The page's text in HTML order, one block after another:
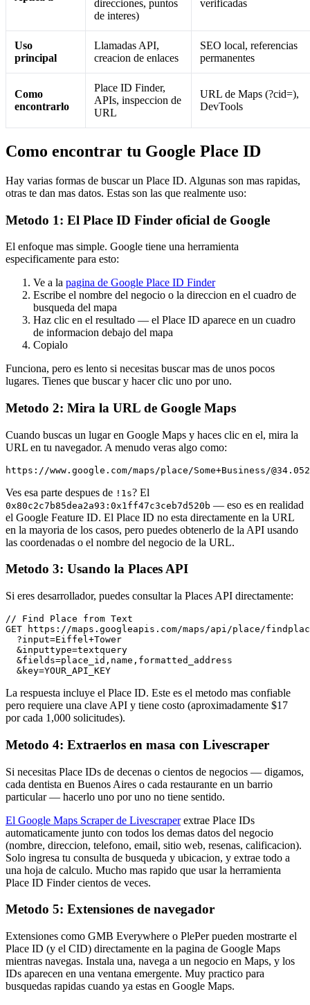
direcciones, puntos
de interes)
verificadas
Uso
principal
Llamadas API,
creacion de enlaces
SEO local, referencias
permanentes
Como
encontrarlo
Place ID Finder,
APIs, inspeccion de
URL
URL de Maps (?cid=),
DevTools
Como encontrar tu Google Place ID
Hay varias formas de buscar un Place ID. Algunas son mas rapidas,
otras te dan mas datos. Estas son las que realmente uso:
Metodo 1: El Place ID Finder oficial de Google
El enfoque mas simple. Google tiene una herramienta
especificamente para esto:
Ve a la pagina de Google Place ID Finder
Escribe el nombre del negocio o la direccion en el cuadro de
busqueda del mapa
Haz clic en el resultado — el Place ID aparece en un cuadro
de informacion debajo del mapa
Copialo
Funciona, pero es lento si necesitas buscar mas de unos pocos
lugares. Tienes que buscar y hacer clic uno por uno.
Metodo 2: Mira la URL de Google Maps
Cuando buscas un lugar en Google Maps y haces clic en el, mira la
URL en tu navegador. A menudo veras algo como:
https://www.google.com/maps/place/Some+Business/
Ves esa parte despues de !1s? El
0x80c2c7b85dea2a93:0x1ff47c3ceb7d520b — eso es en realidad
el Google Feature ID. El Place ID no esta directamente en la URL
en la mayoria de los casos, pero puedes obtenerlo de la API usando
las coordenadas o el nombre del negocio de la URL.
Metodo 3: Usando la Places API
Si eres desarrollador, puedes consultar la Places API directamente:
// Find Place from Text
GET https://maps.googleapis.com/maps/api/place/
  ?input=Eiffel+Tower
  &inputtype=textquery
  &fields=place_id,name,formatted_address
  &key=YOUR_API_KEY
La respuesta incluye el Place ID. Este es el metodo mas confiable
pero requiere una clave API y tiene costo (aproximadamente $17
por cada 1,000 solicitudes).
Metodo 4: Extraerlos en masa con Livescraper
Si necesitas Place IDs de decenas o cientos de negocios — digamos,
cada dentista en Buenos Aires o cada restaurante en un barrio
particular — hacerlo uno por uno no tiene sentido.
El Google Maps Scraper de Livescraperextrae Place IDs
automaticamente junto con todos los demas datos del negocio
(nombre, direccion, telefono, email, sitio web, resenas, calificacion).
Solo ingresa tu consulta de busqueda y ubicacion, y extrae todo a
una hoja de calculo. Mucho mas rapido que usar la herramienta
Place ID Finder cientos de veces.
Metodo 5: Extensiones de navegador
Extensiones como GMB Everywhere o PlePer pueden mostrarte el
Place ID (y el CID) directamente en la pagina de Google Maps
mientras navegas. Instala una, navega a un negocio en Maps, y los
IDs aparecen en una ventana emergente. Muy practico para
busquedas rapidas cuando ya estas en Google Maps.